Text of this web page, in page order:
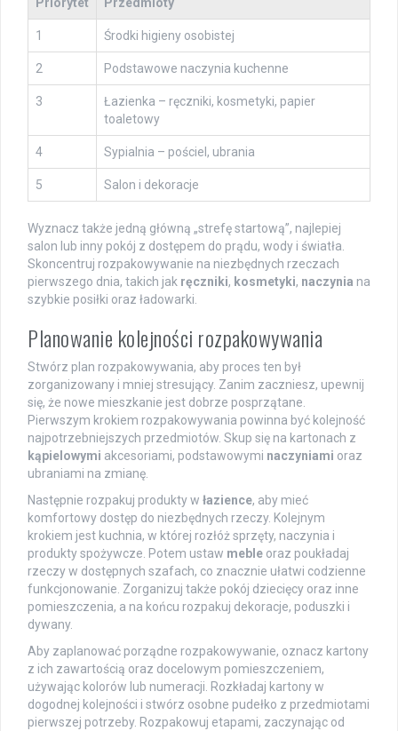
Priorytet Przedmioty
1 Środki higieny osobistej
2 Podstawowe naczynia kuchenne
3
Łazienka – ręczniki, kosmetyki, papier
toaletowy
4 Sypialnia – pościel, ubrania
5 Salon i dekoracje
Wyznacz także jedną główną „strefę startową”, najlepiej
salon lub inny pokój z dostępem do prądu, wody i światła.
Skoncentruj rozpakowywanie na niezbędnych rzeczach
pierwszego dnia, takich jak ręczniki, kosmetyki, naczynia na
szybkie posiłki oraz ładowarki.
Planowanie kolejności rozpakowywania
Stwórz plan rozpakowywania, aby proces ten był
zorganizowany i mniej stresujący. Zanim zaczniesz, upewnij
się, że nowe mieszkanie jest dobrze posprzątane.
Pierwszym krokiem rozpakowywania powinna być kolejność
najpotrzebniejszych przedmiotów. Skup się na kartonach z
kąpielowymi akcesoriami, podstawowymi naczyniami oraz
ubraniami na zmianę.
Następnie rozpakuj produkty w łazience, aby mieć
komfortowy dostęp do niezbędnych rzeczy. Kolejnym
krokiem jest kuchnia, w której rozłóż sprzęty, naczynia i
produkty spożywcze. Potem ustaw meble oraz poukładaj
rzeczy w dostępnych szafach, co znacznie ułatwi codzienne
funkcjonowanie. Zorganizuj także pokój dziecięcy oraz inne
pomieszczenia, a na końcu rozpakuj dekoracje, poduszki i
dywany.
Aby zaplanować porządne rozpakowywanie, oznacz kartony
z ich zawartością oraz docelowym pomieszczeniem,
używając kolorów lub numeracji. Rozkładaj kartony w
dogodnej kolejności i stwórz osobne pudełko z przedmiotami
pierwszej potrzeby. Rozpakowuj etapami, zaczynając od